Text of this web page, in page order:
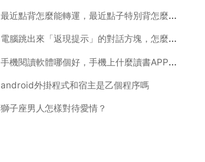
最近點背怎麼能轉運，最近點子特別背怎麼化解轉運
電腦跳出來「返現提示」的對話方塊，怎麼去掉啊？
手機閱讀軟體哪個好，手機上什麼讀書APP最好啊
android外掛程式和宿主是乙個程序嗎
獅子座男人怎樣對待愛情？